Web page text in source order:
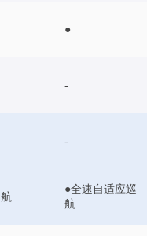
●
-
-
●全速自适应巡
航